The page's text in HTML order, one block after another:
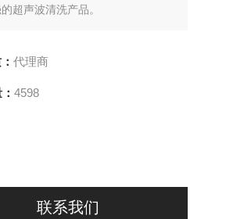
超声波清洗产品。
代理商
4598
联系我们